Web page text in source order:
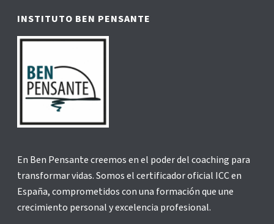
INSTITUTO BEN PENSANTE
En Ben Pensante creemos en el poder del coaching para
transformar vidas. Somos el certificador oficial ICC en
España, comprometidos con una formación que une
crecimiento personal y excelencia profesional.